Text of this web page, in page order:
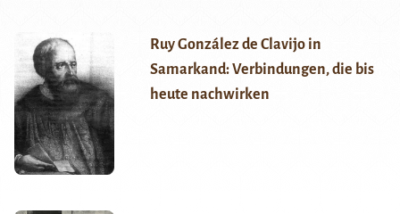
Ruy González de Clavijo in
Samarkand: Verbindungen, die bis
heute nachwirken